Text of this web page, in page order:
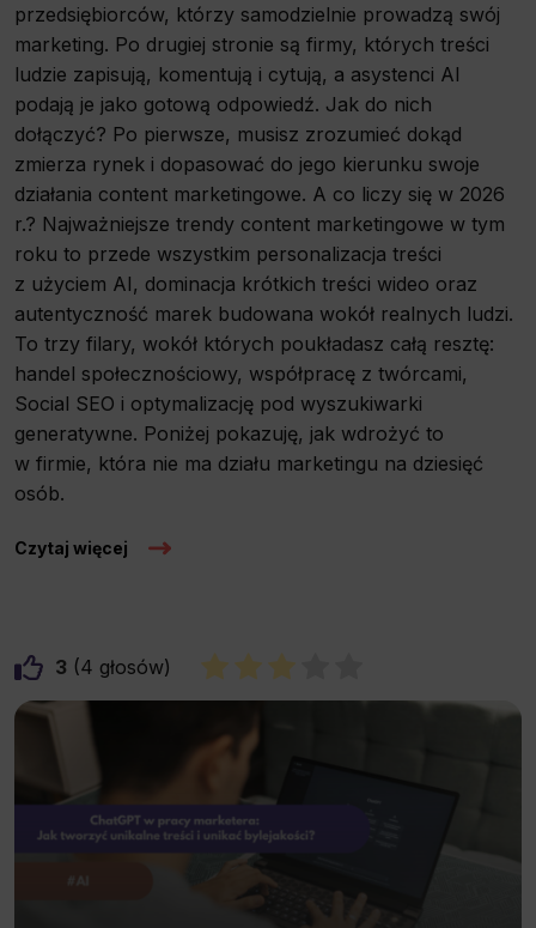
przedsiębiorców, którzy samodzielnie prowadzą swój
marketing. Po drugiej stronie są firmy, których treści
ludzie zapisują, komentują i cytują, a asystenci AI
podają je jako gotową odpowiedź. Jak do nich
dołączyć? Po pierwsze, musisz zrozumieć dokąd
zmierza rynek i dopasować do jego kierunku swoje
działania content marketingowe. A co liczy się w 2026
r.? Najważniejsze trendy content marketingowe w tym
roku to przede wszystkim personalizacja treści
z użyciem AI, dominacja krótkich treści wideo oraz
autentyczność marek budowana wokół realnych ludzi.
To trzy filary, wokół których poukładasz całą resztę:
handel społecznościowy, współpracę z twórcami,
Social SEO i optymalizację pod wyszukiwarki
generatywne. Poniżej pokazuję, jak wdrożyć to
w firmie, która nie ma działu marketingu na dziesięć
osób.
Czytaj więcej
3 4